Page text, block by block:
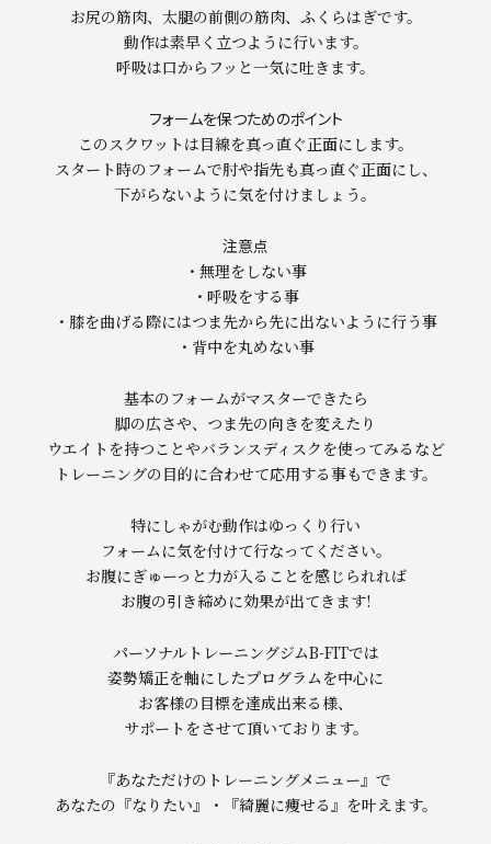
お尻の筋肉、太腿の前側の筋肉、ふくらはぎです。
動作は素早く立つように行います。
呼吸は口からフッと一気に吐きます。
フォームを保つためのポイント
このスクワットは目線を真っ直ぐ正面にします。
スタート時のフォームで肘や指先も真っ直ぐ正面にし、
下がらないように気を付けましょう。
注意点
・無理をしない事
・呼吸をする事
・膝を曲げる際にはつま先から先に出ないように行う事
・背中を丸めない事
基本のフォームがマスターできたら
脚の広さや、つま先の向きを変えたり
ウエイトを持つことやバランスディスクを使ってみるなど
トレーニングの目的に合わせて応用する事もできます。
特にしゃがむ動作はゆっくり行い
フォームに気を付けて行なってください。
お腹にぎゅーっと力が入ることを感じられれば
お腹の引き締めに効果が出てきます!
パーソナルトレーニングジムB-FITでは
姿勢矯正を軸にしたプログラムを中心に
お客様の目標を達成出来る様、
サポートをさせて頂いております。
『あなただけのトレーニングメニュー』で
あなたの『なりたい』・『綺麗に痩せる』を叶えます。